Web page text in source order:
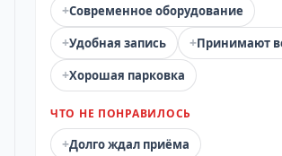
+Современное оборудование
+Удобная запись +Принимают
+Хорошая парковка
ЧТО НЕ ПОНРАВИЛОСЬ
+Долго ждал приёма